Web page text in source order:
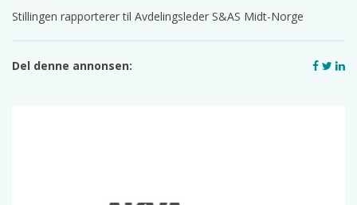
Stillingen rapporterer til Avdelingsleder S&AS Midt-Norge
Del denne annonsen: